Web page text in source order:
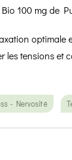
100 mg de
optimale
les tensions et
- Nervosité